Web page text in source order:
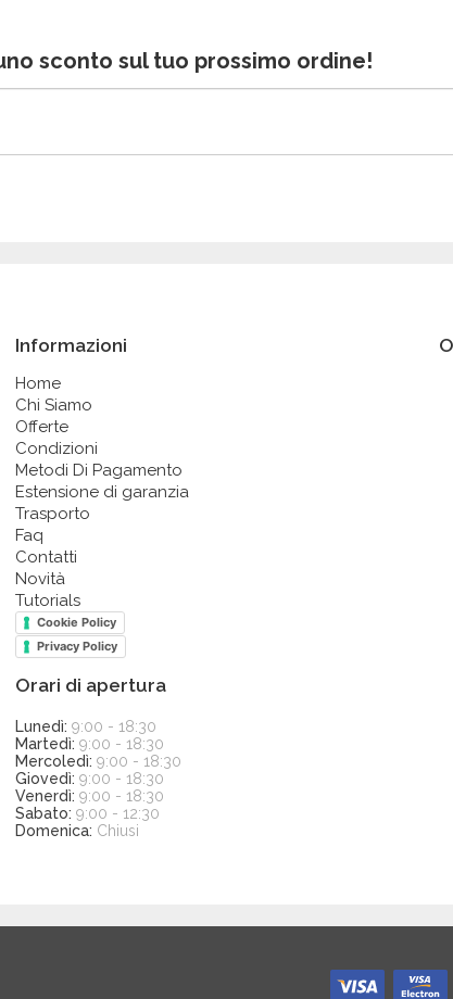
sconto sul tuo prossimo ordine!
Informazioni
Home
Chi Siamo
Offerte
Condizioni
Metodi Di Pagamento
Estensione di garanzia
Trasporto
Faq
Contatti
Novità
Tutorials
Cookie Policy
Privacy Policy
Orari di apertura
Lunedì: 9:00 - 18:30
Martedì: 9:00 - 18:30
Mercoledì: 9:00 - 18:30
Giovedì: 9:00 - 18:30
Venerdì: 9:00 - 18:30
Sabato: 9:00 - 12:30
Domenica: Chiusi